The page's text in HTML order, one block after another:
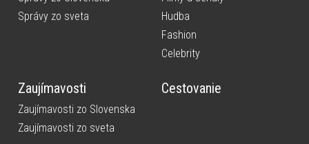
Správy zo sveta
Hudba
Fashion
Celebrity
Zaujímavosti
Zaujímavosti zo Slovenska
Zaujímavosti zo sveta
Cestovanie